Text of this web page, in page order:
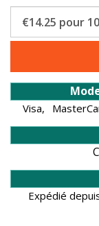
Visa,
Expédié